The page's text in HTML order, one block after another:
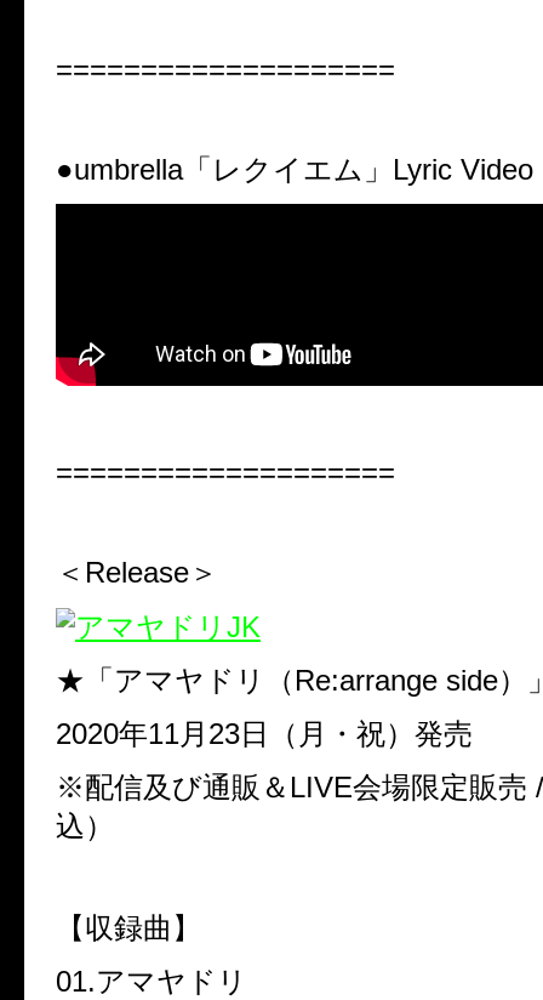
====================
●umbrella「レクイエム」 Lyric Video
====================
＜ Release ＞
★「アマヤドリ（Re:arrange side）
2020年11月 23日（月・ 祝）発売
※配信及び通販＆ LIVE会場限定販売
込）
【収録曲】
01.アマヤドリ